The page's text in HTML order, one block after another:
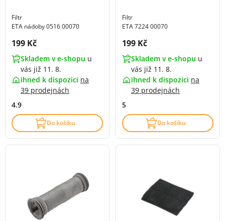
Filtr
ETA nádoby 0516 00070
Cena s DPH:
199 Kč
Skladem v e-shopu u
vás již 11. 8.
ihned k dispozici na
39 prodejnách
4.9
Do košíku
Filtr
ETA 7224 00070
Cena s DPH:
199 Kč
Skladem v e-shopu u
vás již 11. 8.
ihned k dispozici na
39 prodejnách
5
Do košíku